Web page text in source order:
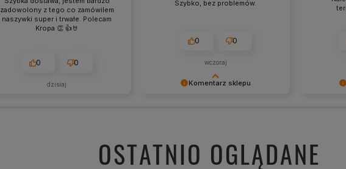
zadowolony z tego co zamówilem
naszywki super i trwałe. Polecam
Kropa 👏 👍🤘
0 0
dzisiaj Komentarz sklepu
Szybko, bez problemów.
0 0
wczoraj
nami
OSTATNIO OGLĄDANE